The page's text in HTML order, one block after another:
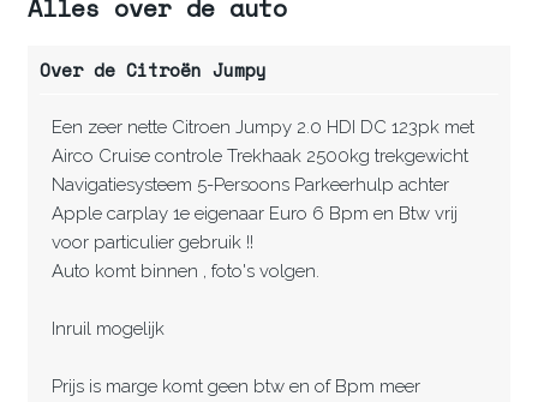
Alles over de auto
Over de Citroën Jumpy
Een zeer nette Citroen Jumpy 2.0 HDI DC 123pk met
Airco Cruise controle Trekhaak 2500kg trekgewicht
Navigatiesysteem 5-Persoons Parkeerhulp achter
Apple carplay 1e eigenaar Euro 6 Bpm en Btw vrij
voor particulier gebruik !!
Auto komt binnen , foto's volgen.
Inruil mogelijk
Prijs is marge komt geen btw en of Bpm meer